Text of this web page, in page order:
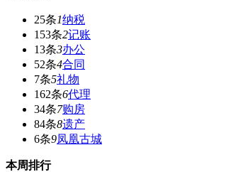
25条1纳税
153条2记账
13条3办公
52条4合同
7条5礼物
162条6代理
34条7购房
84条8遗产
6条9凤凰古城
本周排行